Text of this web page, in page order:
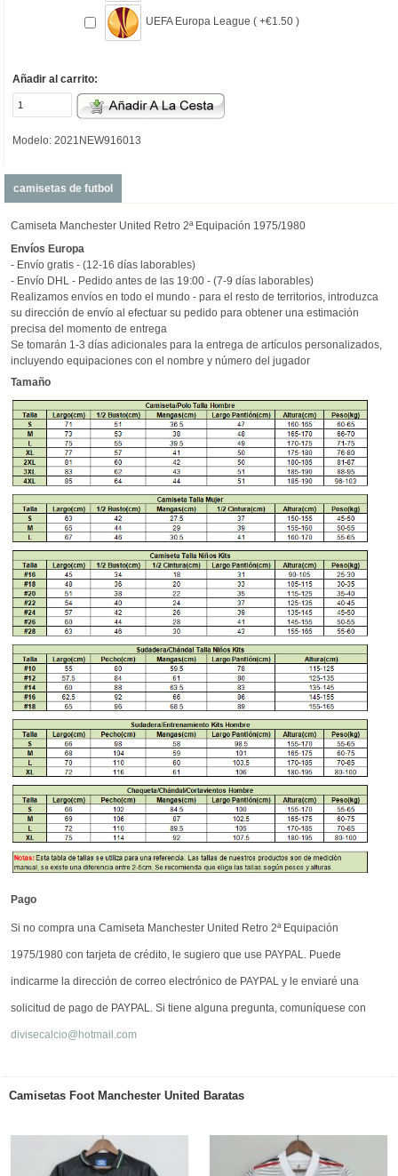
UEFA Europa League ( +€1.50 )
Añadir al carrito:
Modelo: 2021NEW916013
camisetas de futbol
Camiseta Manchester United Retro 2ª Equipación 1975/1980
Envíos Europa
- Envío gratis - (12-16 días laborables)
- Envío DHL - Pedido antes de las 19:00 - (7-9 días laborables)
Realizamos envíos en todo el mundo - para el resto de territorios, introduzca
su dirección de envío al efectuar su pedido para obtener una estimación
precisa del momento de entrega
Se tomarán 1-3 días adicionales para la entrega de artículos personalizados,
incluyendo equipaciones con el nombre y número del jugador
Tamaño
Pago
Si no compra una Camiseta Manchester United Retro 2ª Equipación
1975/1980 con tarjeta de crédito, le sugiero que use PAYPAL. Puede
indicarme la dirección de correo electrónico de PAYPAL y le enviaré una
solicitud de pago de PAYPAL. Si tiene alguna pregunta, comuníquese con
divisecalcio@hotmail.com
Camisetas Foot Manchester United Baratas